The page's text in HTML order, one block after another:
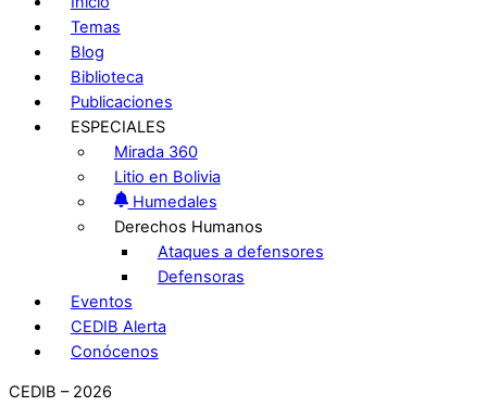
Temas
Blog
Biblioteca
Publicaciones
ESPECIALES
Mirada 360
Litio en Bolivia
Humedales
Derechos Humanos
Ataques a defensores
Defensoras
Eventos
CEDIB Alerta
Conócenos
CEDIB – 2026